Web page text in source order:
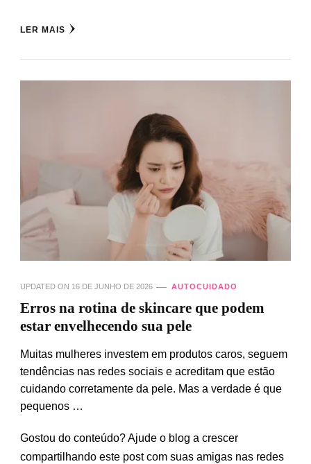
LER MAIS
UPDATED ON 16 DE JUNHO DE 2026 AUTOCUIDADO
Erros na rotina de skincare que podem
estar envelhecendo sua pele
Muitas mulheres investem em produtos caros, seguem
tendências nas redes sociais e acreditam que estão
cuidando corretamente da pele. Mas a verdade é que
pequenos …
Gostou do conteúdo? Ajude o blog a crescer
compartilhando este post com suas amigas nas redes